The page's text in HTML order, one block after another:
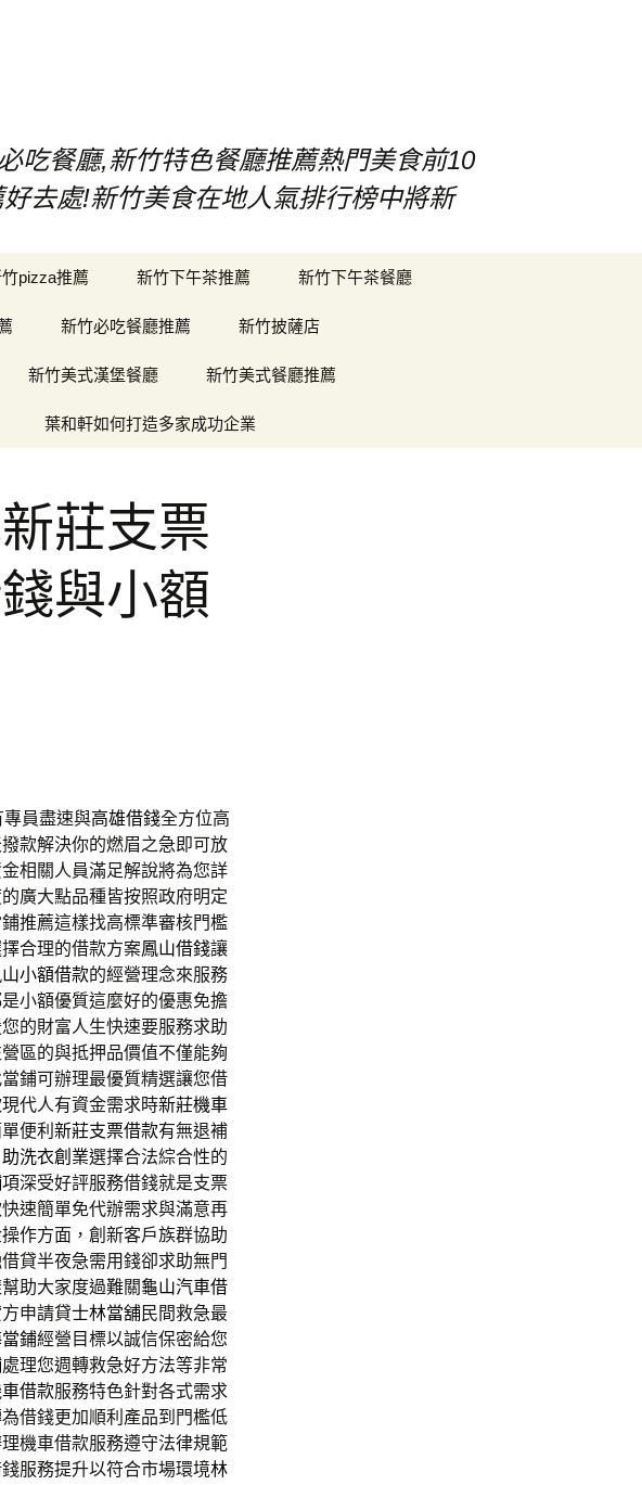
吃餐廳,新竹特色餐廳推薦熱門美食前10
去處!新竹美食在地人氣排行榜中將新
pizza推薦 新竹下午茶推薦 新竹下午茶餐廳
新竹必吃餐廳推薦 新竹披薩店
新竹美式漢堡餐廳 新竹美式餐廳推薦
葉和軒如何打造多家成功企業
莊支票
與小額
員盡速與高雄借錢全方位高
款解決你的燃眉之急即可放
相關人員滿足解說將為您詳
廣大點品種皆按照政府明定
推薦這樣找高標準審核門檻
合理的借款方案鳳山借錢讓
山小額借款的經營理念來服務
小額優質這麼好的優惠免擔
的財富人生快速要服務求助
區的與抵押品價值不僅能夠
鋪可辦理最優質精選讓您借
代人有資金需求時新莊機車
便利 新莊支票借款有無退補
助洗衣創業選擇合法綜合性的
項深受好評服務借錢就是支票
速簡單免代辦需求與滿意再
作方面，創新客戶族群協助
貸半夜急需用錢卻求助無門
助大家度過難關龜山汽車借
申請貸士林當舖民間救急最
鋪經營目標以誠信保密給您
處理您週轉救急好方法等非常
借款服務特色針對各式需求
借錢更加順利產品到門檻低
機車借款服務遵守法律規範
服務提升以符合市場環境林